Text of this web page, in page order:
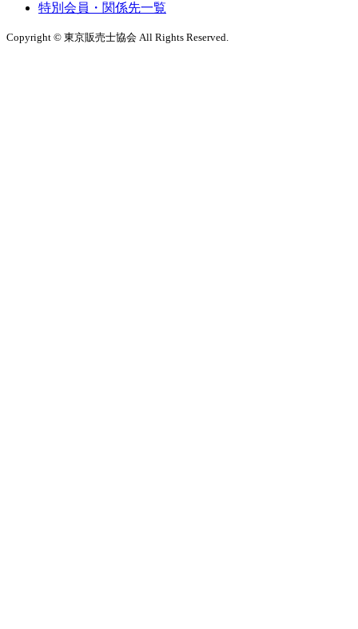
特別会員・関係先一覧
Copyright © 東京販売士協会 All Rights Reserved.